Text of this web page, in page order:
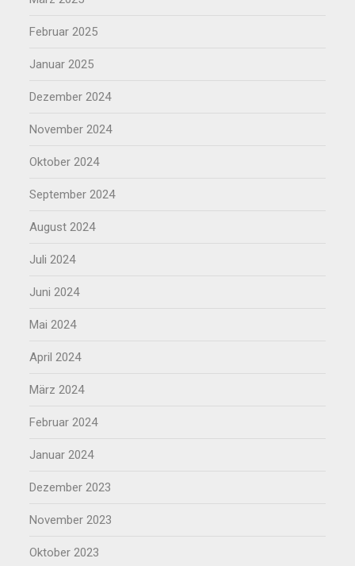
Februar 2025
Januar 2025
Dezember 2024
November 2024
Oktober 2024
September 2024
August 2024
Juli 2024
Juni 2024
Mai 2024
April 2024
März 2024
Februar 2024
Januar 2024
Dezember 2023
November 2023
Oktober 2023